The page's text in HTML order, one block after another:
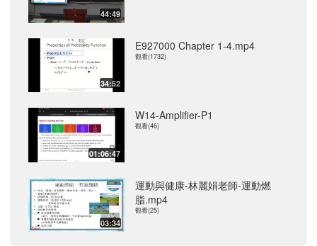
44:49
34:52
E927000 Chapter 1-4.mp4
觀看(1732)
01:06:47
W14-Amplifier-P1
觀看(46)
03:34
運動與健康-林麗娟老師-運動燃
脂.mp4
觀看(25)